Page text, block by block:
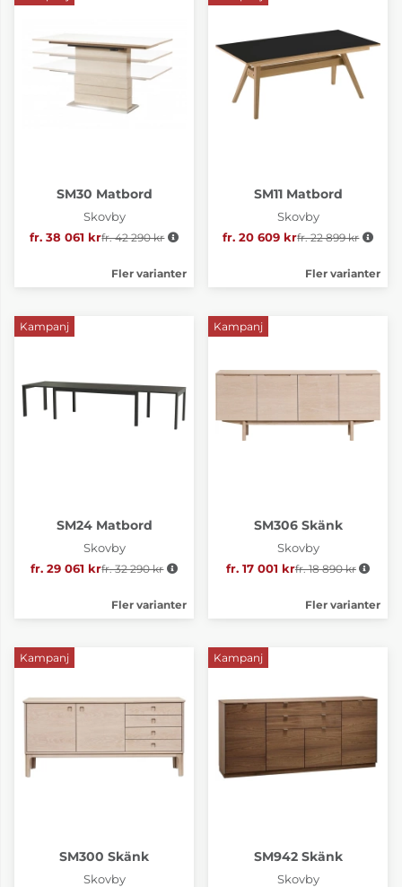
SM30 Matbord
Skovby
fr. 38 061 krOrdinarie pris:
fr. 42 290 kr
Fler varianter
SM11 Matbord
Skovby
fr. 20 609 krOrdinarie pris:
fr. 22 899 kr
Fler varianter
Kampanj
SM24 Matbord
Skovby
fr. 29 061 krOrdinarie pris:
fr. 32 290 kr
Fler varianter
Kampanj
SM306 Skänk
Skovby
fr. 17 001 krOrdinarie pris:
fr. 18 890 kr
Fler varianter
Kampanj
SM300 Skänk
Skovby
Kampanj
SM942 Skänk
Skovby